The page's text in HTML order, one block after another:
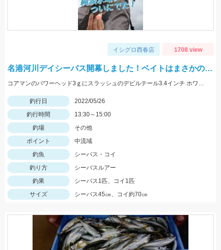
イシグロ西春店 1708 view
名港河川デイシーバス開幕しました！ベイトはまさかの…
コアマンのパワーヘッド3ｇにスラッシュのデビルテール3.4インチ ホワイトシルバーで釣れました！
釣行日
2022/05/26
釣行時間
13:30～15:00
釣場
その他
ポイント
中流域
釣魚
シーバス・コイ
釣り方
シーバスルアー
釣果
シーバス1匹、コイ1匹
サイズ
シーバス45㎝、コイ約70㎝